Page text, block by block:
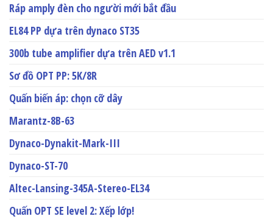
Ráp amply đèn cho người mới bắt đầu
EL84 PP dựa trên dynaco ST35
300b tube amplifier dựa trên AED v1.1
Sơ đồ OPT PP: 5K/8R
Quấn biến áp: chọn cỡ dây
Marantz-8B-63
Dynaco-Dynakit-Mark-III
Dynaco-ST-70
Altec-Lansing-345A-Stereo-EL34
Quấn OPT SE level 2: Xếp lớp!